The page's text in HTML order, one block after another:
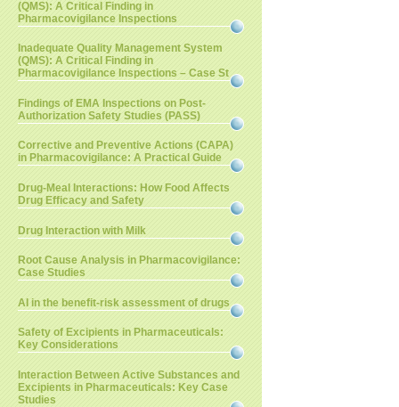
(QMS): A Critical Finding in
Pharmacovigilance Inspections
Inadequate Quality Management System
(QMS): A Critical Finding in
Pharmacovigilance Inspections – Case St
Findings of EMA Inspections on Post-
Authorization Safety Studies (PASS)
Corrective and Preventive Actions (CAPA)
in Pharmacovigilance: A Practical Guide
Drug-Meal Interactions: How Food Affects
Drug Efficacy and Safety
Drug Interaction with Milk
Root Cause Analysis in Pharmacovigilance:
Case Studies
AI in the benefit-risk assessment of drugs
Safety of Excipients in Pharmaceuticals:
Key Considerations
Interaction Between Active Substances and
Excipients in Pharmaceuticals: Key Case
Studies